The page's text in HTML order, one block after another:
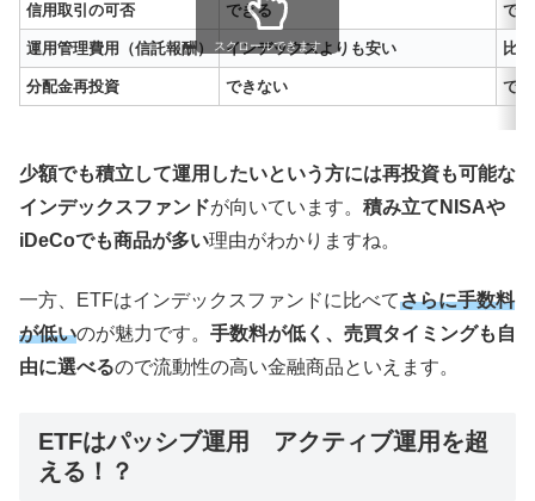
信用取引の可否 できる で
運用管理費用（信託報酬） インデックスよりも安い 比
分配金再投資 できない で
スクロールできます
少額でも積立して運用したいという方には再投資も可能な
インデックスファンドが向いています。 積み立てNISAや
iDeCoでも商品が多い理由がわかりますね。
一方、ETFはインデックスファンドに比べてさらに手数料
が低いのが魅力です。 手数料が低く、売買タイミングも自
由に選べるので流動性の高い金融商品といえます。
ETFはパッシブ運用 アクティブ運用を超
える！？